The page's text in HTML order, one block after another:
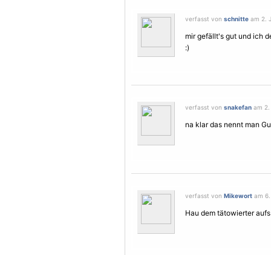
verfasst von schnitte am 2.
mir gefällt's gut und ich
:)
verfasst von snakefan am 2.
na klar das nennt man
verfasst von Mikewort am
Hau dem tätowierter